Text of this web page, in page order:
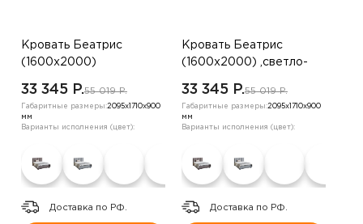
Кровать Беатрис
(1600х2000)
33 345 P.55 019 P.
Габаритные размеры:2095х1710х900
мм
Варианты исполнения (цвет):
Доставка по РФ.
Кровать Беатрис
(1600х2000) ,светло-
33 345 P.55 019 P.
Габаритные размеры:2095х1710х900
мм
Варианты исполнения (цвет):
Доставка по РФ.